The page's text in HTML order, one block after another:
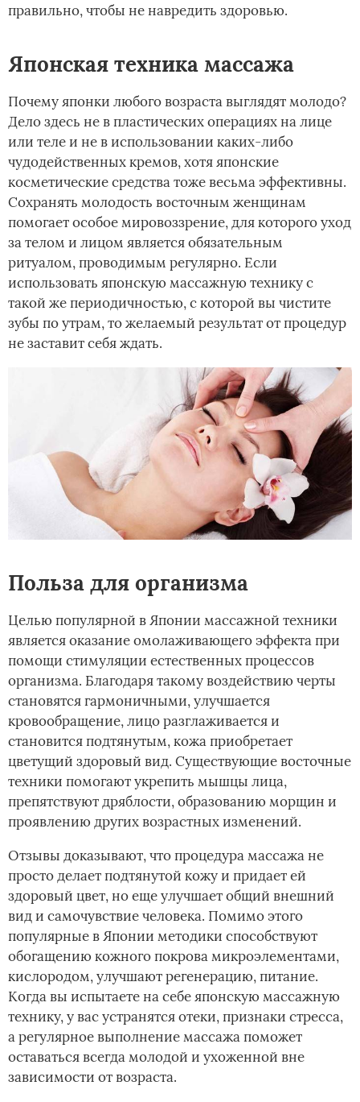
правильно, чтобы не навредить здоровью.
Японская техника массажа
Почему японки любого возраста выглядят молодо?
Дело здесь не в пластических операциях на лице
или теле и не в использовании каких-либо
чудодейственных кремов, хотя японские
косметические средства тоже весьма эффективны.
Сохранять молодость восточным женщинам
помогает особое мировоззрение, для которого уход
за телом и лицом является обязательным
ритуалом, проводимым регулярно. Если
использовать японскую массажную технику с
такой же периодичностью, с которой вы чистите
зубы по утрам, то желаемый результат от процедур
не заставит себя ждать.
Польза для организма
Целью популярной в Японии массажной техники
является оказание омолаживающего эффекта при
помощи стимуляции естественных процессов
организма. Благодаря такому воздействию черты
становятся гармоничными, улучшается
кровообращение, лицо разглаживается и
становится подтянутым, кожа приобретает
цветущий здоровый вид. Существующие восточные
техники помогают укрепить мышцы лица,
препятствуют дряблости, образованию морщин и
проявлению других возрастных изменений.
Отзывы доказывают, что процедура массажа не
просто делает подтянутой кожу и придает ей
здоровый цвет, но еще улучшает общий внешний
вид и самочувствие человека. Помимо этого
популярные в Японии методики способствуют
обогащению кожного покрова микроэлементами,
кислородом, улучшают регенерацию, питание.
Когда вы испытаете на себе японскую массажную
технику, у вас устранятся отеки, признаки стресса,
а регулярное выполнение массажа поможет
оставаться всегда молодой и ухоженной вне
зависимости от возраста.